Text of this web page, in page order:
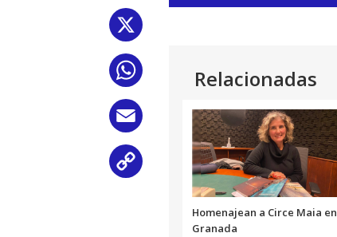
WhatsApp
audio
Relacionadas
Homenajean a Circe Maia en
Granada